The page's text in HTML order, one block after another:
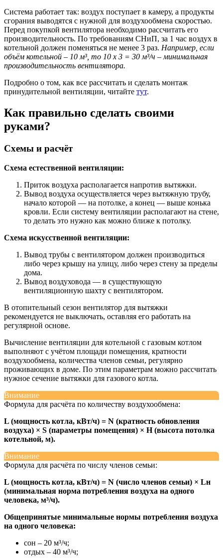
Система работает так: воздух поступает в камеру, а продукты
сгорания выводятся с нужной для воздухообмена скоростью.
Перед покупкой вентилятора необходимо рассчитать его
производительность. По требованиям СНиП, за 1 час воздух в
котельной должен поменяться не менее 3 раз. Например, если
объём котельной – 10 м³, то 10 х 3 = 30 м³/ч – минимальная
производительность вентилятора.
Подробно о том, как все рассчитать и сделать монтаж
принудительной вентиляции, читайте тут.
Как правильно сделать своими
руками?
Схемы и расчёт
Схема естественной вентиляции:
Приток воздуха располагается напротив вытяжки.
Вывод воздуха осуществляется через вытяжную трубу,
начало которой — на потолке, а конец — выше конька
кровли. Если систему вентиляции располагают на стене,
то делать это нужно как можно ближе к потолку.
Схема искусственной вентиляции:
Вывод трубы с вентилятором должен производиться
либо через крышу на улицу, либо через стену за пределы
дома.
Вывод воздуховода — в существующую
вентиляционную шахту с вентилятором.
В отопительный сезон вентилятор для вытяжки
рекомендуется не выключать, оставляя его работать на
регулярной основе.
Вычисление вентиляции для котельной с газовым котлом
выполняют с учётом площади помещения, кратности
воздухообмена, количества членов семьи, регулярно
проживающих в доме. По этим параметрам можно рассчитать
нужное сечение вытяжки для газового котла.
Внимание
Формула для расчёта по количеству воздухообмена:
L (мощность котла, кВт/ч) = N (кратность обновления
воздуха) × S (параметры помещения) × Н (высота потолка
котельной, м).
Внимание
Формула для расчёта по числу членов семьи:
L (мощность котла, кВт/ч) = N (число членов семьи) × Lн
(минимальная норма потребления воздуха на одного
человека, м³/ч).
Общепринятые минимальные нормы потребления воздуха
на одного человека:
сон – 20 м³/ч;
отдых – 40 м³/ч;